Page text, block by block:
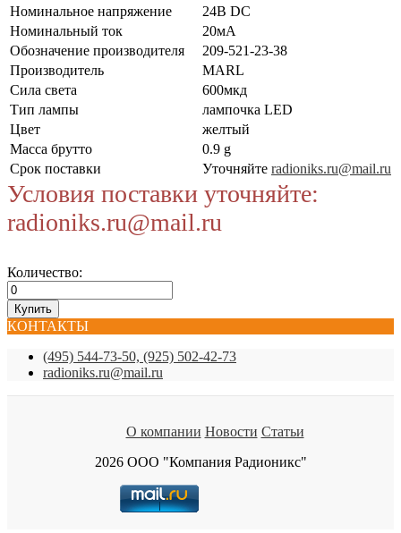
Номинальное напряжение
24В DC
Номинальный ток
20мА
Обозначение производителя
209-521-23-38
Производитель
MARL
Сила света
600мкд
Тип лампы
лампочка LED
Цвет
желтый
Масса брутто
0.9 g
Срок поставки
Уточняйте radioniks.ru@mail.ru
Условия поставки уточняйте:
radioniks.ru@mail.ru
Количество:
КОНТАКТЫ
(495) 544-73-50, (925) 502-42-73
radioniks.ru@mail.ru
О компании Новости Статьи
2026 ООО "Компания Радионикс"